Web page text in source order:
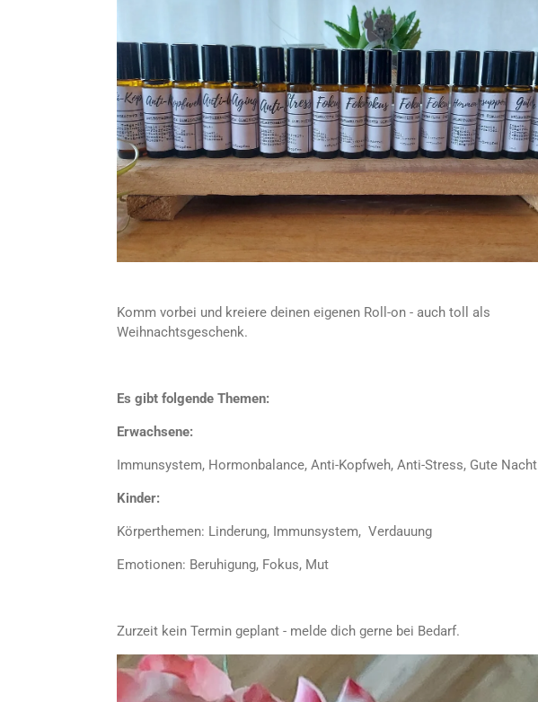
Komm vorbei und kreiere deinen eigenen Roll-on - auch toll als
Weihnachtsgeschenk.
Es gibt folgende Themen:
Erwachsene:
Immunsystem, Hormonbalance, Anti-Kopfweh, Anti-Stress, Gute Nacht
Kinder:
Körperthemen: Linderung, Immunsystem, Verdauung
Emotionen: Beruhigung, Fokus, Mut
Zurzeit kein Termin geplant - melde dich gerne bei Bedarf.